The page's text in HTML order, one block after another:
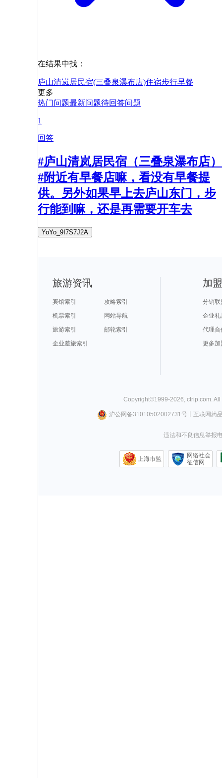
在结果中找：
庐山清岚居民宿(三叠泉瀑布店)住宿步行早餐
更多
热门问题最新问题待回答问题
1
回答
#庐山清岚居民宿（三叠泉瀑布店）
#附近有早餐店嘛，看没有早餐提
供。另外如果早上去庐山东门，步
行能到嘛，还是再需要开车去
YoYo_9I7S7J2A
旅游资讯
宾馆索引
攻略索引
机票索引
网站导航
旅游索引
邮轮索引
企业差旅索引
加
分销联
企业礼
代理合
更多加
Copyright©1999-2026 ctrip.com .
沪公网备31010502002731号丨 互联网药
违法和不良信息举报
上海市监
网络社会
征信网